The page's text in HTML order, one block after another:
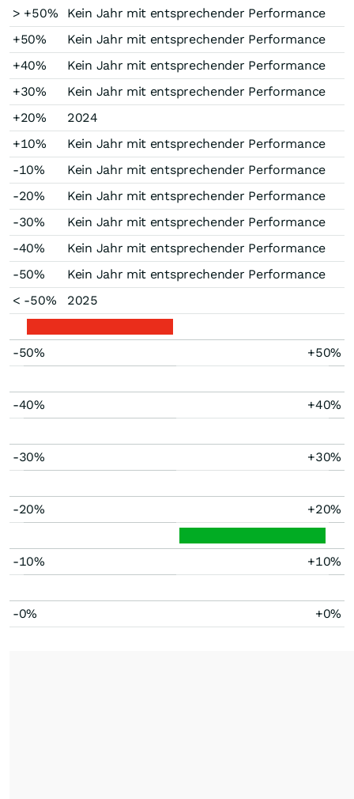
> +50%
Kein Jahr mit entsprechender Performance
+50%
Kein Jahr mit entsprechender Performance
+40%
Kein Jahr mit entsprechender Performance
+30%
Kein Jahr mit entsprechender Performance
+20%
2024
+10%
Kein Jahr mit entsprechender Performance
-10%
Kein Jahr mit entsprechender Performance
-20%
Kein Jahr mit entsprechender Performance
-30%
Kein Jahr mit entsprechender Performance
-40%
Kein Jahr mit entsprechender Performance
-50%
Kein Jahr mit entsprechender Performance
< -50%
2025
-50% +50%
-40% +40%
-30% +30%
-20% +20%
-10% +10%
-0% +0%